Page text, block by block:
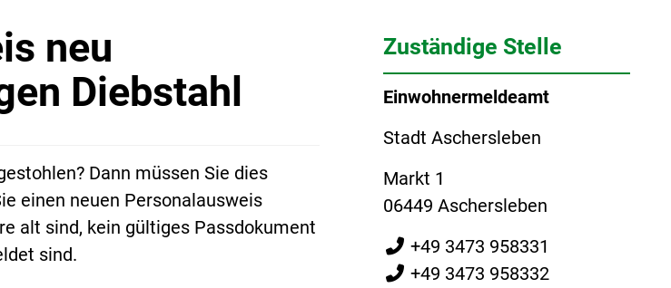
neu
Diebstahl
Dann müssen Sie dies
einen neuen Personalausweis
alt sind, kein gültiges Passdokument
sind.
Zuständige Stelle
Einwohnermeldeamt
Stadt Aschersleben
Markt 1
06449 Aschersleben
+49 3473 958331
+49 3473 958332